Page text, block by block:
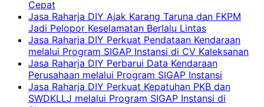
Cepat
Jasa Raharja DIY Ajak Karang Taruna dan FKPM
Jadi Pelopor Keselamatan Berlalu Lintas
Jasa Raharja DIY Perkuat Pendataan Kendaraan
melalui Program SIGAP Instansi di CV Kaleksanan
Jasa Raharja DIY Perbarui Data Kendaraan
Perusahaan melalui Program SIGAP Instansi
Jasa Raharja DIY Perkuat Kepatuhan PKB dan
SWDKLLJ melalui Program SIGAP Instansi di